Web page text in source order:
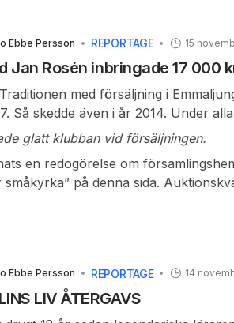
Ebbe Persson REPORTAGE 15
Jan Rosén inbringade 17 000
Traditionen med försäljning i
Så skedde även i år 2014. Under
auktion tillfallit församlingshemmet.
och med dess skötsel.
glatt klubban vid försäljningen.
en redogörelse om
småkyrka” på denna sida.
försäljningen med munvige Jan
Ebbe Persson REPORTAGE 14
LIV ÅTERGAVS